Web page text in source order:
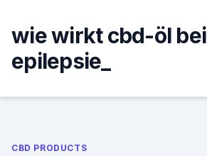
content
wie wirkt cbd-öl bei
epilepsie_
CBD PRODUCTS